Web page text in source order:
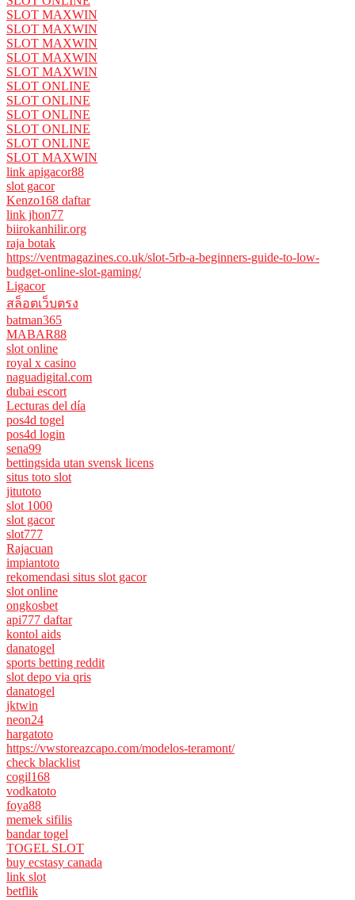
SLOT MAXWIN
SLOT MAXWIN
SLOT MAXWIN
SLOT MAXWIN
SLOT MAXWIN
SLOT ONLINE
SLOT ONLINE
SLOT ONLINE
SLOT ONLINE
SLOT ONLINE
SLOT MAXWIN
link apigacor88
slot gacor
Kenzo168 daftar
link jhon77
biirokanhilir.org
raja botak
https://ventmagazines.co.uk/slot-5rb-a-beginners-guide-to-low-
budget-online-slot-gaming/
Ligacor
สล็อตเว็บตรง
batman365
MABAR88
slot online
royal x casino
naguadigital.com
dubai escort
Lecturas del día
pos4d togel
pos4d login
sena99
bettingsida utan svensk licens
situs toto slot
jitutoto
slot 1000
slot gacor
slot777
Rajacuan
impiantoto
rekomendasi situs slot gacor
slot online
ongkosbet
api777 daftar
kontol aids
danatogel
sports betting reddit
slot depo via qris
danatogel
jktwin
neon24
hargatoto
https://vwstoreazcapo.com/modelos-teramont/
check blacklist
cogil168
vodkatoto
foya88
memek sifilis
bandar togel
TOGEL SLOT
buy ecstasy canada
link slot
betflik